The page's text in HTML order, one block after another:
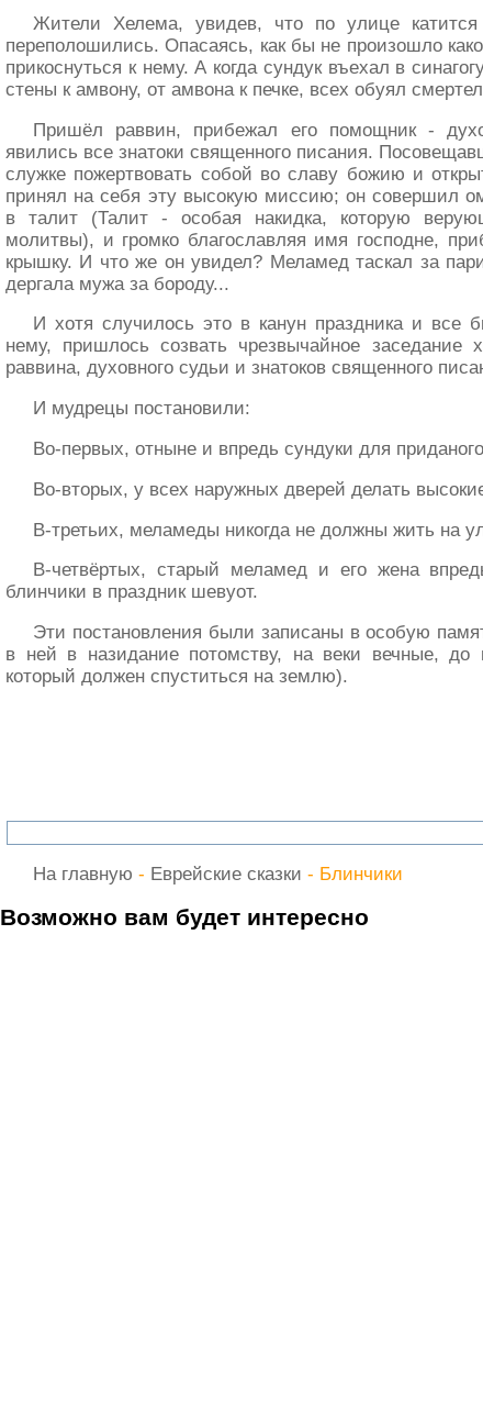
Жители Хелема, увидев, что по улице
переполошились. Опасаясь, как бы не произошло
прикоснуться к нему. А когда сундук въехал в
стены к амвону, от амвона к печке, всех обуял
Пришёл раввин, прибежал его помощник -
явились все знатоки священного писания.
служке пожертвовать собой во славу божию и
принял на себя эту высокую миссию; он совершил
в талит (Талит - особая накидка, которую
молитвы), и громко благославляя имя господне,
крышку. И что же он увидел? Меламед таскал за
дергала мужа за бороду...
И хотя случилось это в канун праздника и все
нему, пришлось созвать чрезвычайное заседание
раввина, духовного судьи и знатоков священного
И мудрецы постановили:
Во-первых, отныне и впредь сундуки для
Во-вторых, у всех наружных дверей делать
В-третьих, меламеды никогда не должны жить на
В-четвёртых, старый меламед и его жена
блинчики в праздник шевуот.
Эти постановления были записаны в особую
в ней в назидание потомству, на веки вечные, до
который должен спуститься на землю).
На главную - Еврейские сказки - Блинчики
Возможно вам будет интересно